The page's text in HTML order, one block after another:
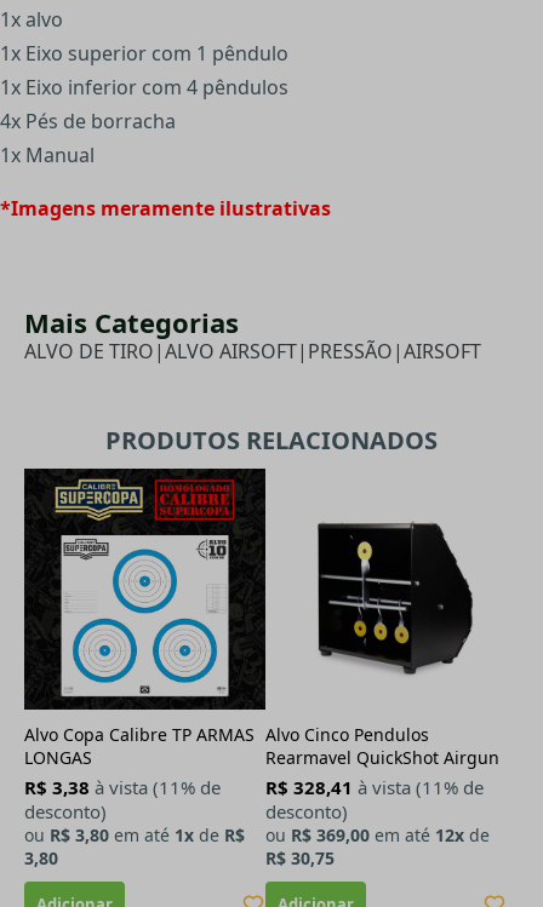
1x alvo
1x Eixo superior com 1 pêndulo
1x Eixo inferior com 4 pêndulos
4x Pés de borracha
1x Manual
*Imagens meramente ilustrativas
Mais Categorias
ALVO DE TIRO|ALVO AIRSOFT| PRESSÃO|AIRSOFT
PRODUTOS RELACIONADOS
Alvo Copa Calibre TP ARMAS
LONGAS
R$ 3,38 à vista (11% de
desconto)
ou R$ 3,80 em até 1x de R$
3,80
Alvo Cinco Pendulos
Rearmavel QuickShot Airgun
R$ 328,41 à vista (11% de
desconto)
ou R$ 369,00 em até 12x de
R$ 30,75